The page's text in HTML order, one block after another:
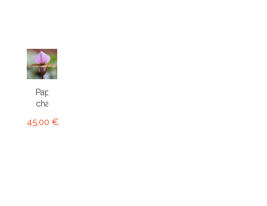
Paphiopedilum
charlesworthii
45,00 €